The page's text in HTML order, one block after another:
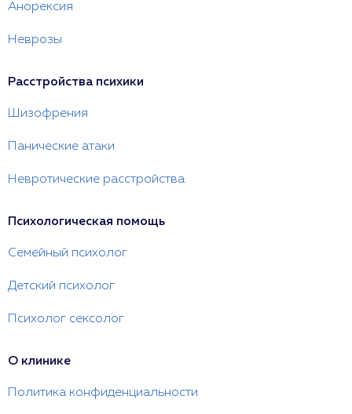
Анорексия
Неврозы
Расстройства психики
Шизофрения
Панические атаки
Невротические расстройства
Психологическая помощь
Семейный психолог
Детский психолог
Психолог сексолог
О клинике
Политика конфиденциальности